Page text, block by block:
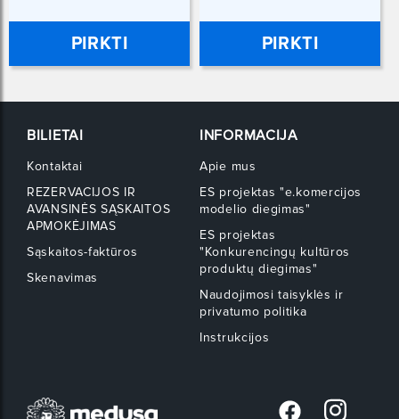
PIRKTI PIRKTI
BILIETAI
Kontaktai
REZERVACIJOS IR
AVANSINĖS SĄSKAITOS
APMOKĖJIMAS
Sąskaitos-faktūros
Skenavimas
INFORMACIJA
Apie mus
ES projektas "e.komercijos
modelio diegimas"
ES projektas
"Konkurencingų kultūros
produktų diegimas"
Naudojimosi taisyklės ir
privatumo politika
Instrukcijos